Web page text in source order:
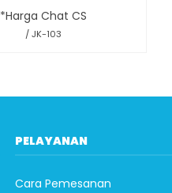
*Harga Chat CS
/ JK-103
PELAYANAN
Cara Pemesanan